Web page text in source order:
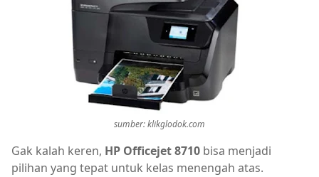
sumber: klikglodok.com
Gak kalah keren, HP Officejet 8710 bisa menjadi
pilihan yang tepat untuk kelas menengah atas.